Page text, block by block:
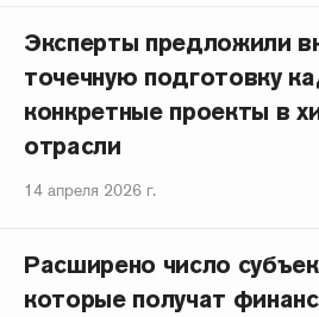
Эксперты предложили
точечную подготовку
конкретные проекты в
отрасли
14 апреля 2026 г.
Расширено число
которые получат